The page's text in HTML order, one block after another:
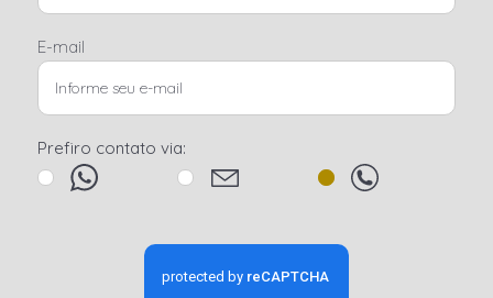
E-mail
Prefiro contato via: